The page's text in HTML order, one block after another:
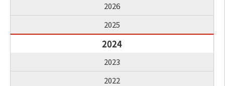
2026
2025
2024
2023
2022